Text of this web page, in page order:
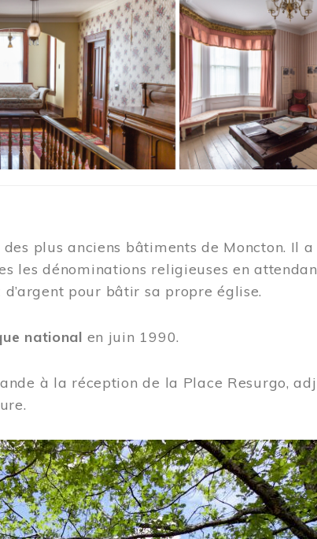
plus anciens bâtiments de Moncton. Il
les dénominations religieuses en
pour bâtir sa propre église.
national en juin 1990.
à la réception de la Place Resurgo,